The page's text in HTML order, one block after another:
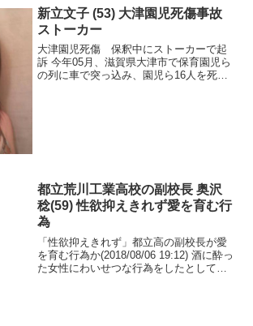
新立文子 (53) 大津園児死傷事故
ストーカー
大津園児死傷 保釈中にストーカーで起
訴 今年05月、滋賀県大津市で保育園児ら
の列に車で突っ込み、園児ら16人を死傷
都立荒川工業高校の副校長 奥沢
稔(59) 性欲抑えきれず愛を育む行
為
「性欲抑えきれず」都立高の副校長が愛
を育む行為か(2018/08/06 19:12) 酒に酔っ
た女性にわいせつな行為をしたとして、